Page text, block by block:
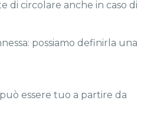
di circolare anche in caso di
possiamo definirla una
essere tuo a partire da